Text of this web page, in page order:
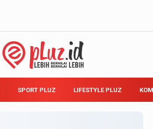
SPORT PLUZ LIFESTYLE PLUZ